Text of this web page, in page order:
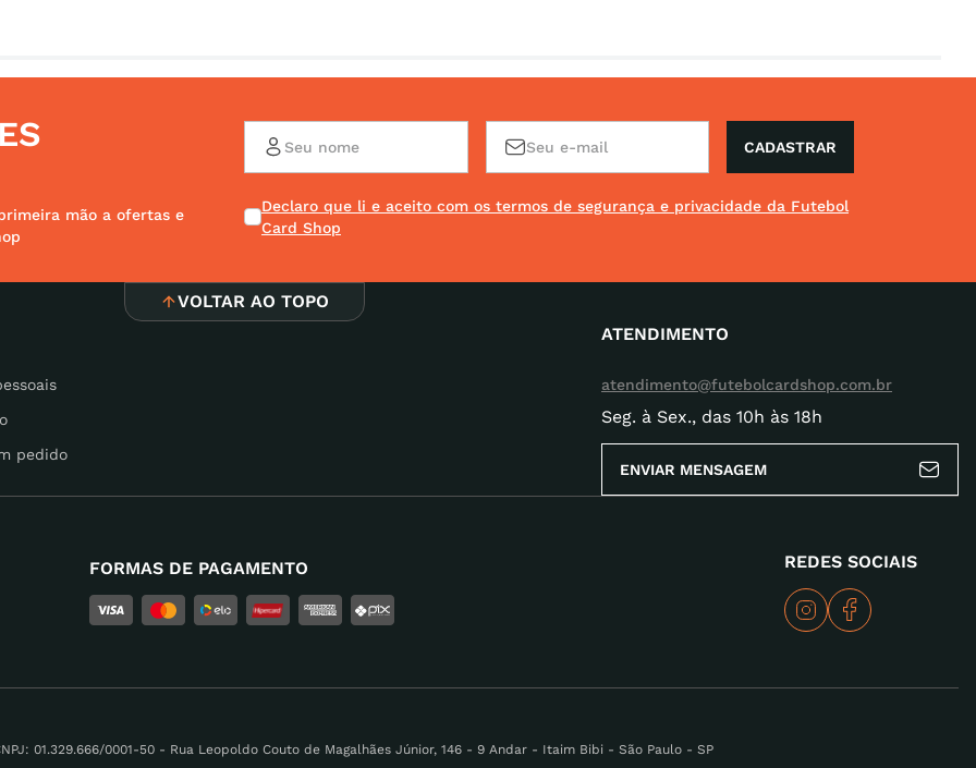
mão a ofertas e
CADASTRAR
Declaro que li e aceito com os termos de segurança e privacidade da Futebol
Card Shop
VOLTAR AO TOPO
pedido
ATENDIMENTO
atendimento@futebolcardshop.com.br
Seg. à Sex., das 10h às 18h
ENVIAR MENSAGEM
FORMAS DE PAGAMENTO REDES SOCIAIS
01.329.666/0001-50 - Rua Leopoldo Couto de Magalhães Júnior, 146 - 9 Andar - Itaim Bibi - São Paulo - SP